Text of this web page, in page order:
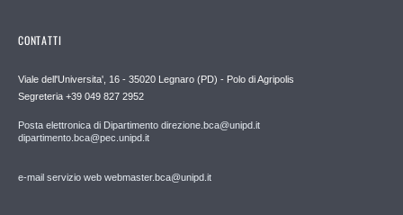
CONTATTI
Viale dell'Universita', 16 - 35020 Legnaro (PD) - Polo di Agripolis
Segreteria +39 049 827 2952
Posta elettronica di Dipartimento direzione.bca@unipd.it
dipartimento.bca@pec.unipd.it
e-mail servizio web webmaster.bca@unipd.it